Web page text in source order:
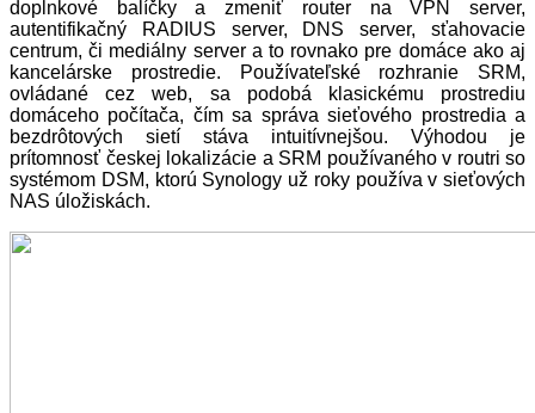
doplnkové balíčky a zmeniť router na VPN server,
autentifikačný RADIUS server, DNS server, sťahovacie
centrum, či mediálny server a to rovnako pre domáce ako aj
kancelárske prostredie. Používateľské rozhranie SRM,
ovládané cez web, sa podobá klasickému prostrediu
domáceho počítača, čím sa správa sieťového prostredia a
bezdrôtových sietí stáva intuitívnejšou. Výhodou je
prítomnosť českej lokalizácie a SRM používaného v routri so
systémom DSM, ktorú Synology už roky používa v sieťových
NAS úložiskách.